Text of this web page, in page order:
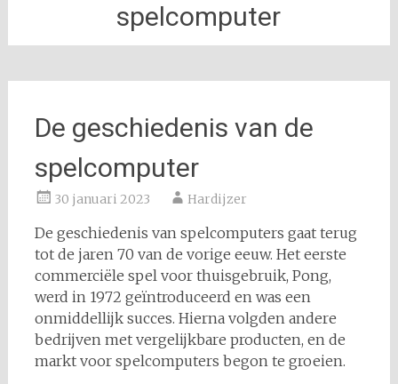
spelcomputer
De geschiedenis van de
spelcomputer
30 januari 2023 Hardijzer
De geschiedenis van spelcomputers gaat terug
tot de jaren 70 van de vorige eeuw. Het eerste
commerciële spel voor thuisgebruik, Pong,
werd in 1972 geïntroduceerd en was een
onmiddellijk succes. Hierna volgden andere
bedrijven met vergelijkbare producten, en de
markt voor spelcomputers begon te groeien.